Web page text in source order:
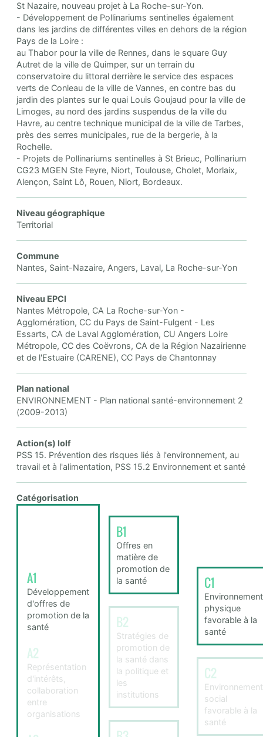
St Nazaire, nouveau projet à La Roche-sur-Yon.
- Développement de Pollinariums sentinelles également
dans les jardins de différentes villes en dehors de la région
Pays de la Loire :
au Thabor pour la ville de Rennes, dans le square Guy
Autret de la ville de Quimper, sur un terrain du
conservatoire du littoral derrière le service des espaces
verts de Conleau de la ville de Vannes, en contre bas du
jardin des plantes sur le quai Louis Goujaud pour la ville de
Limoges, au nord des jardins suspendus de la ville du
Havre, au centre technique municipal de la ville de Tarbes,
près des serres municipales, rue de la bergerie, à la
Rochelle.
- Projets de Pollinariums sentinelles à St Brieuc, Pollinarium
CG23 MGEN Ste Feyre, Niort, Toulouse, Cholet, Morlaix,
Alençon, Saint Lô, Rouen, Niort, Bordeaux.
Niveau géographique
Territorial
Commune
Nantes, Saint-Nazaire, Angers, Laval, La Roche-sur-Yon
Niveau EPCI
Nantes Métropole, CA La Roche-sur-Yon -
Agglomération, CC du Pays de Saint-Fulgent - Les
Essarts, CA de Laval Agglomération, CU Angers Loire
Métropole, CC des Coëvrons, CA de la Région Nazairienne
et de l'Estuaire (CARENE), CC Pays de Chantonnay
Plan national
ENVIRONNEMENT - Plan national santé-environnement 2
(2009-2013)
Action(s) lolf
PSS 15. Prévention des risques liés à l'environnement, au
travail et à l'alimentation, PSS 15.2 Environnement et santé
Catégorisation
A1
Développement
d'offres de
promotion de la
santé
A2
Représentation
d'intérêts,
collaboration
entre
organisations
B1
Offres en
matière de
promotion de
la santé
B2
Stratégies de
promotion de
la santé dans
la politique et
les
institutions
C1
Environnement
physique
favorable à la
santé
C2
Environnement
social
favorable à la
santé